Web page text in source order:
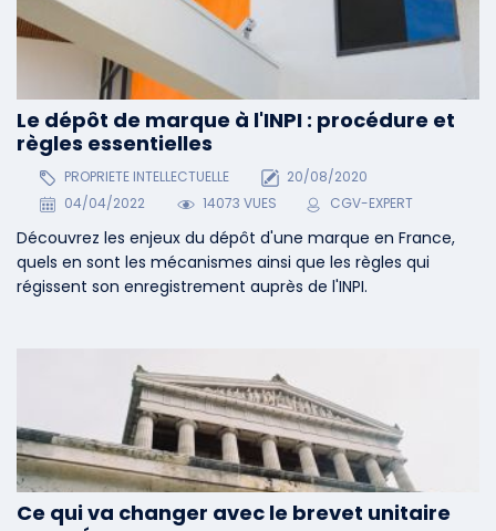
Ce qui va changer avec le brevet unitaire
Le dépôt de marque à l'INPI : procédure et
règles essentielles
PROPRIETE INTELLECTUELLE
20/08/2020
04/04/2022
14073 VUES CGV-EXPERT
Découvrez les enjeux du dépôt d'une marque en France,
quels en sont les mécanismes ainsi que les règles qui
régissent son enregistrement auprès de l'INPI.